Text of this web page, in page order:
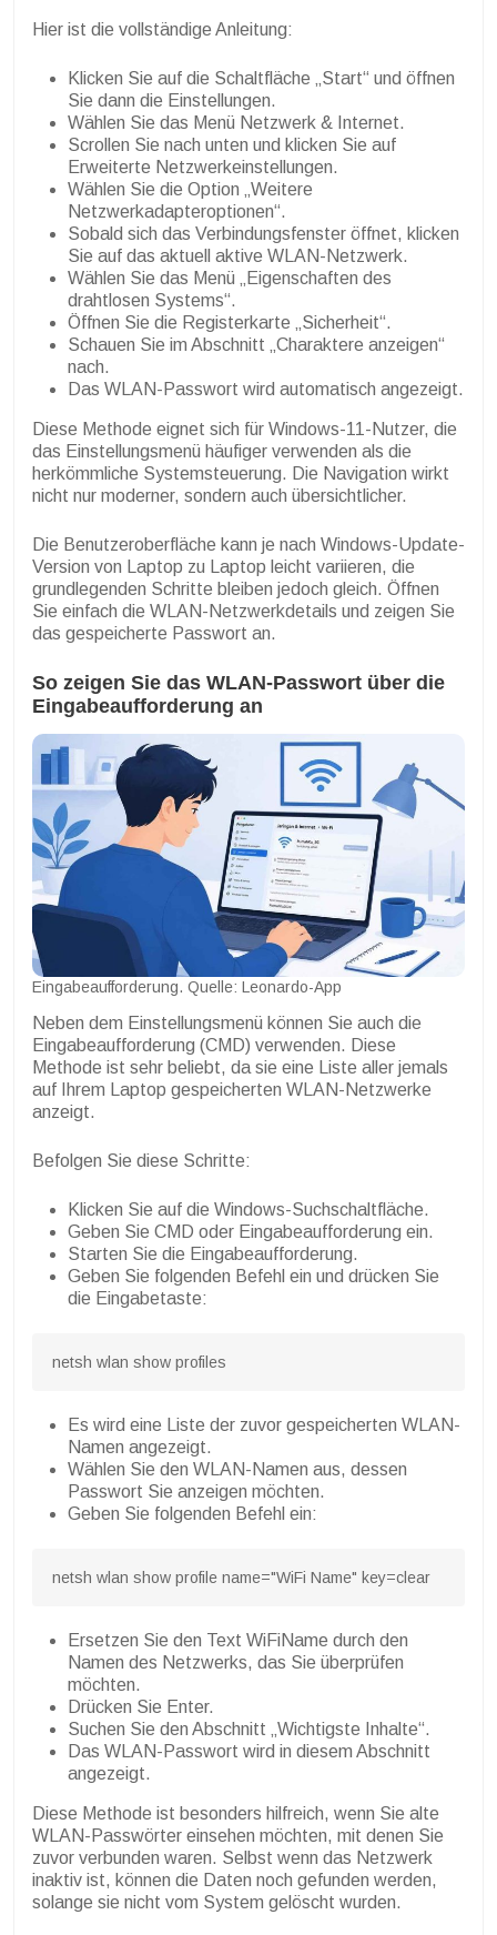
Hier ist die vollständige Anleitung:
Klicken Sie auf die Schaltfläche „Start“ und öffnen
Sie dann die Einstellungen.
Wählen Sie das Menü Netzwerk & Internet.
Scrollen Sie nach unten und klicken Sie auf
Erweiterte Netzwerkeinstellungen.
Wählen Sie die Option „Weitere
Netzwerkadapteroptionen“.
Sobald sich das Verbindungsfenster öffnet, klicken
Sie auf das aktuell aktive WLAN-Netzwerk.
Wählen Sie das Menü „Eigenschaften des
drahtlosen Systems“.
Öffnen Sie die Registerkarte „Sicherheit“.
Schauen Sie im Abschnitt „Charaktere anzeigen“
nach.
Das WLAN-Passwort wird automatisch angezeigt.
Diese Methode eignet sich für Windows-11-Nutzer, die
das Einstellungsmenü häufiger verwenden als die
herkömmliche Systemsteuerung. Die Navigation wirkt
nicht nur moderner, sondern auch übersichtlicher.
Die Benutzeroberfläche kann je nach Windows-Update-
Version von Laptop zu Laptop leicht variieren, die
grundlegenden Schritte bleiben jedoch gleich. Öffnen
Sie einfach die WLAN-Netzwerkdetails und zeigen Sie
das gespeicherte Passwort an.
So zeigen Sie das WLAN-Passwort über die
Eingabeaufforderung an
Eingabeaufforderung. Quelle: Leonardo-App
Neben dem Einstellungsmenü können Sie auch die
Eingabeaufforderung (CMD) verwenden. Diese
Methode ist sehr beliebt, da sie eine Liste aller jemals
auf Ihrem Laptop gespeicherten WLAN-Netzwerke
anzeigt.
Befolgen Sie diese Schritte:
Klicken Sie auf die Windows-Suchschaltfläche.
Geben Sie CMD oder Eingabeaufforderung ein.
Starten Sie die Eingabeaufforderung.
Geben Sie folgenden Befehl ein und drücken Sie
die Eingabetaste:
Es wird eine Liste der zuvor gespeicherten WLAN-
Namen angezeigt.
Wählen Sie den WLAN-Namen aus, dessen
Passwort Sie anzeigen möchten.
Geben Sie folgenden Befehl ein:
Ersetzen Sie den Text WiFiName durch den
Namen des Netzwerks, das Sie überprüfen
möchten.
Drücken Sie Enter.
Suchen Sie den Abschnitt „Wichtigste Inhalte“.
Das WLAN-Passwort wird in diesem Abschnitt
angezeigt.
Diese Methode ist besonders hilfreich, wenn Sie alte
WLAN-Passwörter einsehen möchten, mit denen Sie
zuvor verbunden waren. Selbst wenn das Netzwerk
inaktiv ist, können die Daten noch gefunden werden,
solange sie nicht vom System gelöscht wurden.